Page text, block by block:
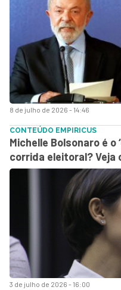
8 de julho de 2026 - 14:46
3 de julho de 2026 - 16:00
CONTEÚDO EMPIRICUS
Michelle Bolsonaro é o
corrida eleitoral? Veja